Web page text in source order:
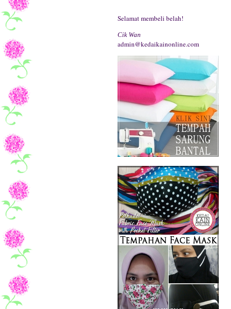
Selamat membeli belah!
Cik Wan
admin@kedaikainonline.com